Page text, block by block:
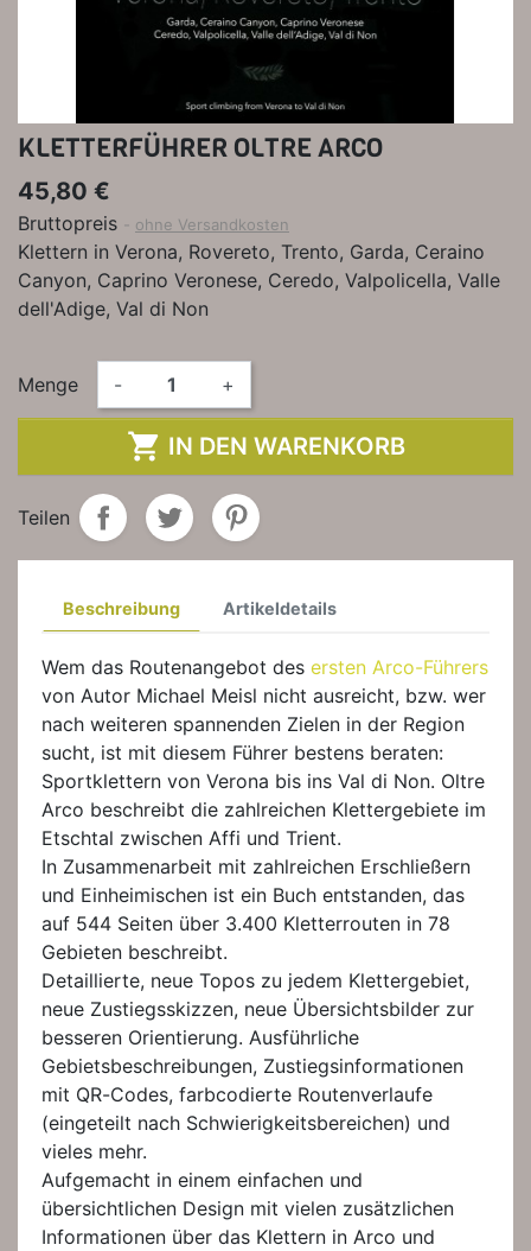
KLETTERFÜHRER OLTRE ARCO
45,80 €
Bruttopreis ohne Versandkosten
Klettern in Verona, Rovereto, Trento, Garda, Ceraino
Canyon, Caprino Veronese, Ceredo, Valpolicella, Valle
dell'Adige, Val di Non
Menge - +
 IN DEN WARENKORB
Teilen
Beschreibung Artikeldetails
Wem das Routenangebot des ersten Arco-Führers
von Autor Michael Meisl nicht ausreicht, bzw. wer
nach weiteren spannenden Zielen in der Region
sucht, ist mit diesem Führer bestens beraten:
Sportklettern von Verona bis ins Val di Non. Oltre
Arco beschreibt die zahlreichen Klettergebiete im
Etschtal zwischen Affi und Trient.
In Zusammenarbeit mit zahlreichen Erschließern
und Einheimischen ist ein Buch entstanden, das
auf 544 Seiten über 3.400 Kletterrouten in 78
Gebieten beschreibt.
Detaillierte, neue Topos zu jedem Klettergebiet,
neue Zustiegsskizzen, neue Übersichtsbilder zur
besseren Orientierung. Ausführliche
Gebietsbeschreibungen, Zustiegsinformationen
mit QR-Codes, farbcodierte Routenverlaufe
(eingeteilt nach Schwierigkeitsbereichen) und
vieles mehr.
Aufgemacht in einem einfachen und
übersichtlichen Design mit vielen zusätzlichen
Informationen über das Klettern in Arco und